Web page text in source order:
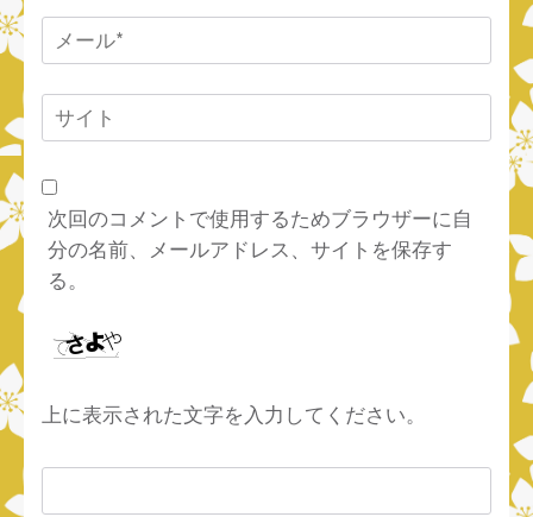
*
ー
ル
サ
イ
次回のコメントで使用するためブラウザーに自
分の名前、メールアドレス、サイトを保存す
る。
上に表示された文字を入力してください。